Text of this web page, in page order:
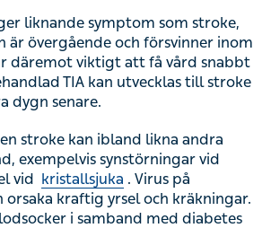
liknande symptom som stroke,
är övergående och försvinner inom
däremot viktigt att få vård snabbt
TIA kan utvecklas till stroke
dygn senare.
stroke kan ibland likna andra
exempelvis synstörningar vid
vid kristallsjuka . Virus på
orsaka kraftig yrsel och kräkningar.
i samband med diabetes